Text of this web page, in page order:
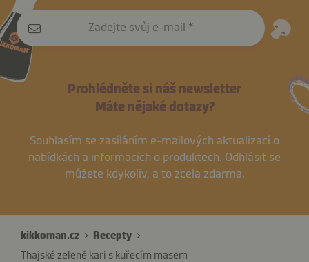
Zadejte svůj e-mail
Prohlédněte si náš newsletter
Máte nějaké dotazy?
Souhlasím se zasíláním e-mailových aktualizací o
nabídkách a informacích o produktech. Odhlásit se
můžete kdykoliv, a to zcela zdarma.
kikkoman.cz
Recepty
Thajské zelené kari s kuřecím masem